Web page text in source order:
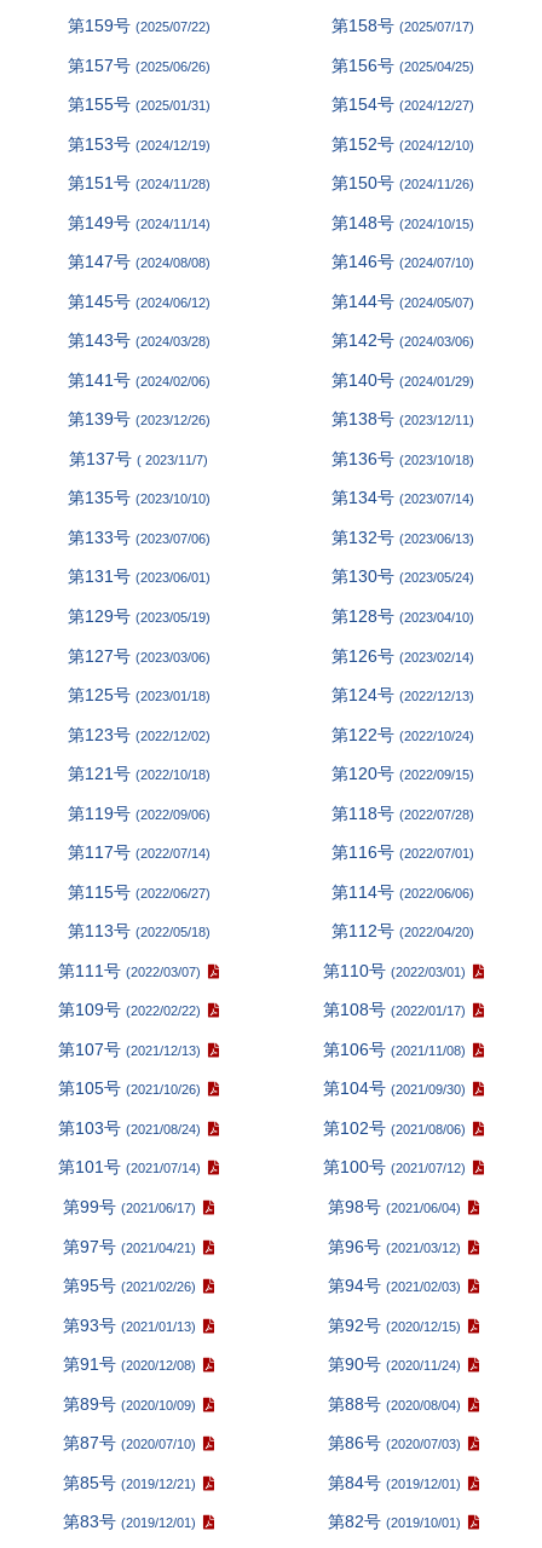
第159号 (2025/07/22) 第158号(2025/07/17)
第157号 (2025/06/26) 第156号(2025/04/25)
第155号 (2025/01/31) 第154号(2024/12/27)
第153号 (2024/12/19) 第152号(2024/12/10)
第151号 (2024/11/28) 第150号(2024/11/26)
第149号 (2024/11/14) 第148号(2024/10/15)
第147号 (2024/08/08) 第146号(2024/07/10)
第145号 (2024/06/12) 第144号(2024/05/07)
第143号 (2024/03/28) 第142号(2024/03/06)
第141号 (2024/02/06) 第140号(2024/01/29)
第139号 (2023/12/26) 第138号(2023/12/11)
第137号( 2023/11/7) 第136号(2023/10/18)
第135号 (2023/10/10) 第134号(2023/07/14)
第133号 (2023/07/06) 第132号(2023/06/13)
第131号 (2023/06/01) 第130号(2023/05/24)
第129号 (2023/05/19) 第128号(2023/04/10)
第127号 (2023/03/06) 第126号(2023/02/14)
第125号 (2023/01/18) 第124号(2022/12/13)
第123号 (2022/12/02) 第122号(2022/10/24)
第121号 (2022/10/18) 第120号(2022/09/15)
第119号 (2022/09/06) 第118号(2022/07/28)
第117号 (2022/07/14) 第116号(2022/07/01)
第115号 (2022/06/27) 第114号(2022/06/06)
第113号 (2022/05/18) 第112号(2022/04/20)
第111号(2022/03/07) 第110号 (2022/03/01)
第109号(2022/02/22) 第108号 (2022/01/17)
第107号(2021/12/13) 第106号 (2021/11/08)
第105号(2021/10/26) 第104号 (2021/09/30)
第103号(2021/08/24) 第102号 (2021/08/06)
第101号(2021/07/14) 第100号 (2021/07/12)
第99号(2021/06/17) 第98号 (2021/06/04)
第97号(2021/04/21) 第96号 (2021/03/12)
第95号(2021/02/26) 第94号 (2021/02/03)
第93号(2021/01/13) 第92号 (2020/12/15)
第91号(2020/12/08) 第90号 (2020/11/24)
第89号(2020/10/09) 第88号 (2020/08/04)
第87号(2020/07/10) 第86号 (2020/07/03)
第85号(2019/12/21) 第84号 (2019/12/01)
第83号(2019/12/01) 第82号 (2019/10/01)